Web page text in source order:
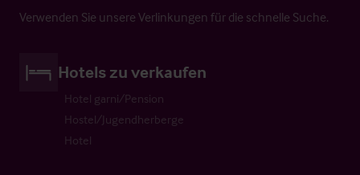
Verwenden Sie unsere Verlinkungen für die schnelle Suche.
Hotels zu verkaufen
Hotel garni/Pension
Hostel/Jugendherberge
Hotel